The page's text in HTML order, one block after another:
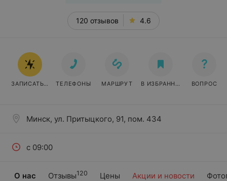
120 отзывов 4.6
О нас Отзывы120 Цены Акции и новости
Минск, ул. Притыцкого, 91, пом. 434
с 09:00
ЗАПИСАТЬСЯ ОНЛАЙН
ТЕЛЕФОНЫ МАРШРУТ В ИЗБРАННОЕ ВОПРОС